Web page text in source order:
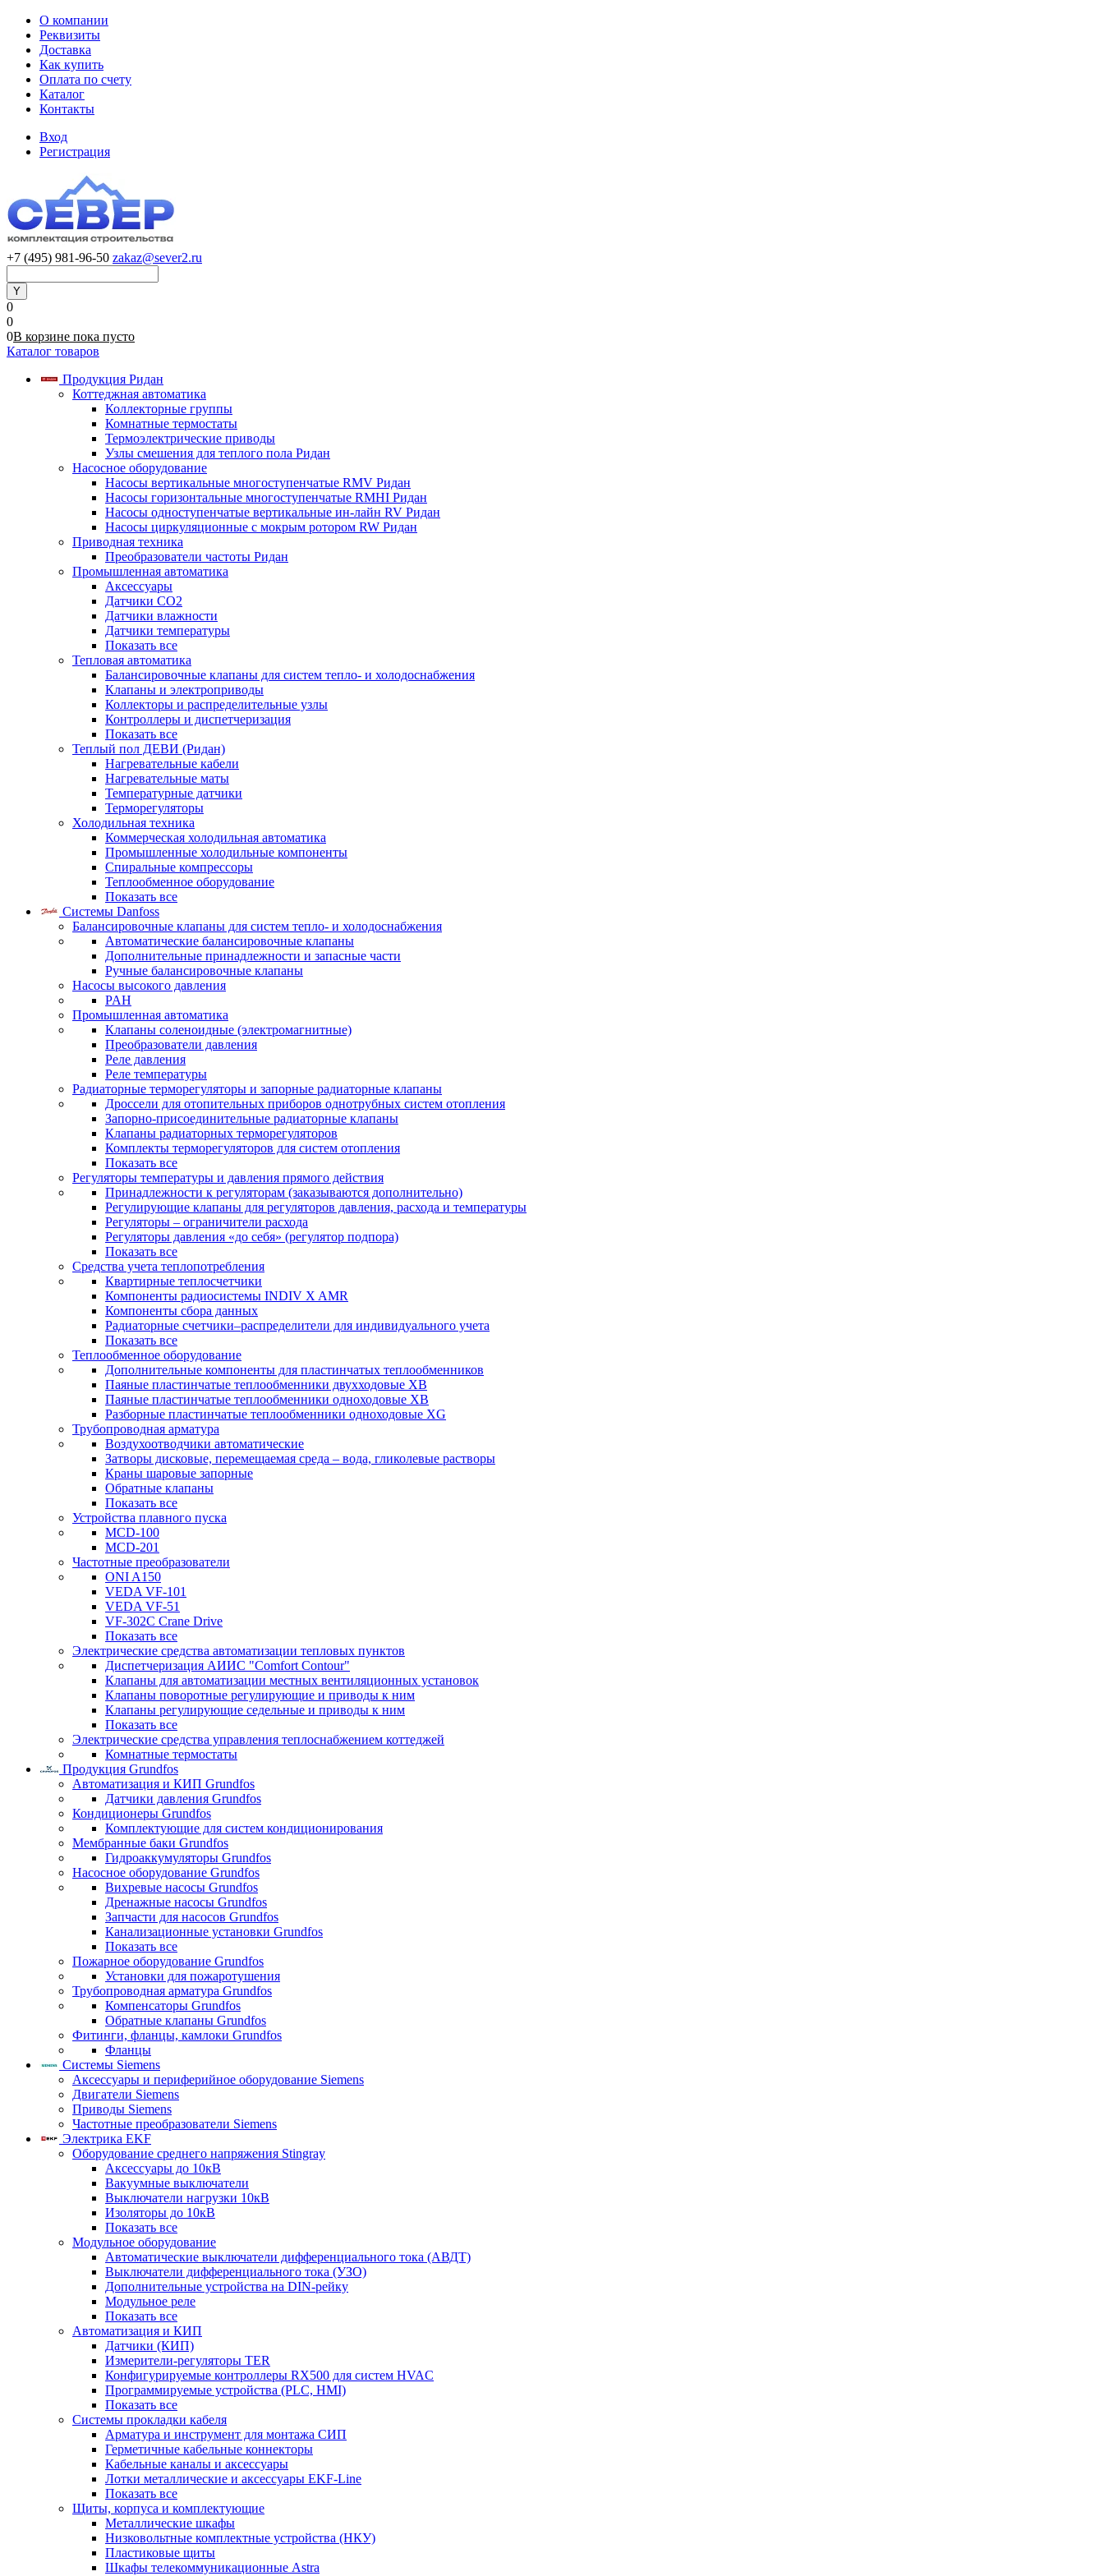
О компании
Реквизиты
Доставка
Как купить
Оплата по счету
Каталог
Контакты
Вход
Регистрация
+7 (495) 981-96-50 zakaz@sever2.ru
0
0
0В корзине пока пусто
Каталог товаров
Продукция Ридан
Коттеджная автоматика
Коллекторные группы
Комнатные термостаты
Термоэлектрические приводы
Узлы смешения для теплого пола Ридан
Насосное оборудование
Насосы вертикальные многоступенчатые RMV Ридан
Насосы горизонтальные многоступенчатые RMHI Ридан
Насосы одноступенчатые вертикальные ин-лайн RV Ридан
Насосы циркуляционные с мокрым ротором RW Ридан
Приводная техника
Преобразователи частоты Ридан
Промышленная автоматика
Аксессуары
Датчики CO2
Датчики влажности
Датчики температуры
Показать все
Тепловая автоматика
Балансировочные клапаны для систем тепло- и холодоснабжения
Клапаны и электроприводы
Коллекторы и распределительные узлы
Контроллеры и диспетчеризация
Показать все
Теплый пол ДЕВИ (Ридан)
Нагревательные кабели
Нагревательные маты
Температурные датчики
Терморегуляторы
Холодильная техника
Коммерческая холодильная автоматика
Промышленные холодильные компоненты
Спиральные компрессоры
Теплообменное оборудование
Показать все
Системы Danfoss
Балансировочные клапаны для систем тепло- и холодоснабжения
Автоматические балансировочные клапаны
Дополнительные принадлежности и запасные части
Ручные балансировочные клапаны
Насосы высокого давления
PAH
Промышленная автоматика
Клапаны соленоидные (электромагнитные)
Преобразователи давления
Реле давления
Реле температуры
Радиаторные терморегуляторы и запорные радиаторные клапаны
Дроссели для отопительных приборов однотрубных систем отопления
Запорно-присоединительные радиаторные клапаны
Клапаны радиаторных терморегуляторов
Комплекты терморегуляторов для систем отопления
Показать все
Регуляторы температуры и давления прямого действия
Принадлежности к регуляторам (заказываются дополнительно)
Регулирующие клапаны для регуляторов давления, расхода и температуры
Регуляторы – ограничители расхода
Регуляторы давления «до себя» (регулятор подпора)
Показать все
Средства учета теплопотребления
Квартирные теплосчетчики
Компоненты радиосистемы INDIV X AMR
Компоненты сбора данных
Радиаторные счетчики–распределители для индивидуального учета
Показать все
Теплообменное оборудование
Дополнительные компоненты для пластинчатых теплообменников
Паяные пластинчатые теплообменники двухходовые XB
Паяные пластинчатые теплообменники одноходовые ХВ
Разборные пластинчатые теплообменники одноходовые ХG
Трубопроводная арматура
Воздухоотводчики автоматические
Затворы дисковые, перемещаемая среда – вода, гликолевые растворы
Краны шаровые запорные
Обратные клапаны
Показать все
Устройства плавного пуска
MCD-100
MCD-201
Частотные преобразователи
ONI A150
VEDA VF-101
VEDA VF-51
VF-302C Crane Drive
Показать все
Электрические средства автоматизации тепловых пунктов
Диспетчеризация АИИС "Comfort Contour"
Клапаны для автоматизации местных вентиляционных установок
Клапаны поворотные регулирующие и приводы к ним
Клапаны регулирующие седельные и приводы к ним
Показать все
Электрические средства управления теплоснабжением коттеджей
Комнатные термостаты
Продукция Grundfos
Автоматизация и КИП Grundfos
Датчики давления Grundfos
Кондиционеры Grundfos
Комплектующие для систем кондиционирования
Мембранные баки Grundfos
Гидроаккумуляторы Grundfos
Насосное оборудование Grundfos
Вихревые насосы Grundfos
Дренажные насосы Grundfos
Запчасти для насосов Grundfos
Канализационные установки Grundfos
Показать все
Пожарное оборудование Grundfos
Установки для пожаротушения
Трубопроводная арматура Grundfos
Компенсаторы Grundfos
Обратные клапаны Grundfos
Фитинги, фланцы, камлоки Grundfos
Фланцы
Системы Siemens
Аксессуары и периферийное оборудование Siemens
Двигатели Siemens
Приводы Siemens
Частотные преобразователи Siemens
Электрика EKF
Оборудование среднего напряжения Stingray
Аксессуары до 10кВ
Вакуумные выключатели
Выключатели нагрузки 10кВ
Изоляторы до 10кВ
Показать все
Модульное оборудование
Автоматические выключатели дифференциального тока (АВДТ)
Выключатели дифференциального тока (УЗО)
Дополнительные устройства на DIN-рейку
Модульное реле
Показать все
Автоматизация и КИП
Датчики (КИП)
Измерители-регуляторы TER
Конфигурируемые контроллеры RX500 для систем HVAC
Программируемые устройства (PLC, HMI)
Показать все
Системы прокладки кабеля
Арматура и инструмент для монтажа СИП
Герметичные кабельные коннекторы
Кабельные каналы и аксессуары
Лотки металлические и аксессуары EKF-Line
Показать все
Щиты, корпуса и комплектующие
Металлические шкафы
Низковольтные комплектные устройства (НКУ)
Пластиковые щиты
Шкафы телекоммуникационные Astra